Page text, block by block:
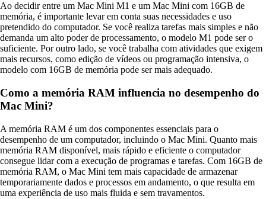
Ao decidir entre um Mac Mini M1 e um Mac Mini com 16GB de
memória, é importante levar em conta suas necessidades e uso
pretendido do computador. Se você realiza tarefas mais simples e não
demanda um alto poder de processamento, o modelo M1 pode ser o
suficiente. Por outro lado, se você trabalha com atividades que exigem
mais recursos, como edição de vídeos ou programação intensiva, o
modelo com 16GB de memória pode ser mais adequado.
Como a memória RAM influencia no desempenho do
Mac Mini?
A memória RAM é um dos componentes essenciais para o
desempenho de um computador, incluindo o Mac Mini. Quanto mais
memória RAM disponível, mais rápido e eficiente o computador
consegue lidar com a execução de programas e tarefas. Com 16GB de
memória RAM, o Mac Mini tem mais capacidade de armazenar
temporariamente dados e processos em andamento, o que resulta em
uma experiência de uso mais fluida e sem travamentos.